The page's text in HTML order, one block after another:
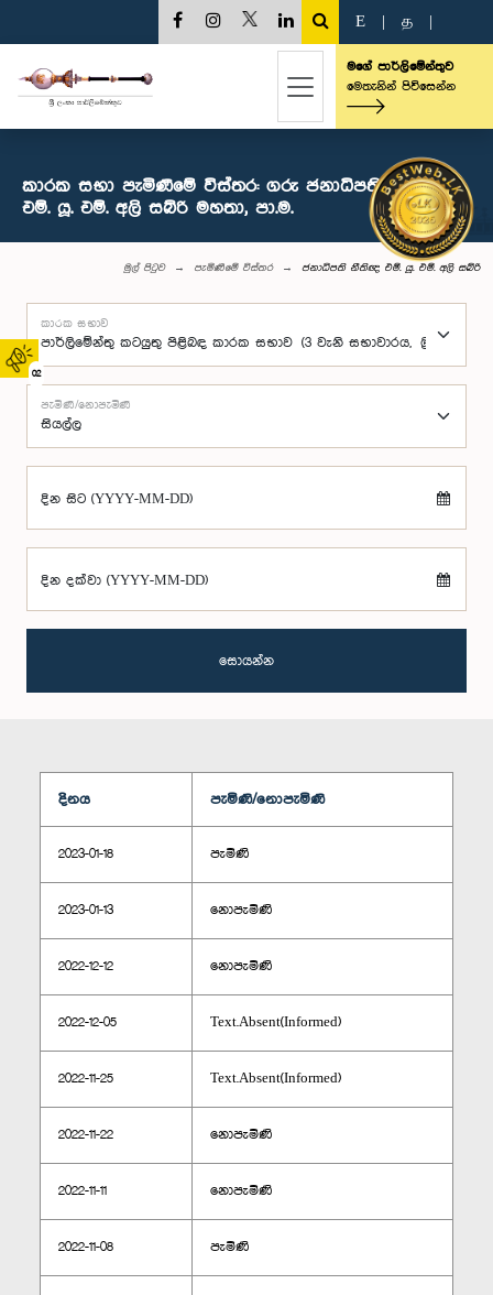
02
E த
මගේ පාර්ලිමේන්තුව
මෙතැනින් පිවිසෙන්න
කාරක සභා පැමිණීමේ විස්තර: ගරු ජනාධිපති නීතිඥ
එම්. යූ. එම්. අලි සබ්රි මහතා, පා.ම.
මුල් පිටුව පැමිණීමේ විස්තර ජනාධිපති නීතිඥ එම්. යූ. එම්. අලි සබ්රි
කාරක සභාව
පැමිණි/නොපැමිණි
දින සිට (YYYY-MM-DD)
දින දක්වා (YYYY-MM-DD)
සොයන්න
දිනය පැමිණි/නොපැමිණි
2023-01-18 පැමිණි
2023-01-13 නොපැමිණි
2022-12-12 නොපැමිණි
2022-12-05 Text.Absent(Informed)
2022-11-25 Text.Absent(Informed)
2022-11-22 නොපැමිණි
2022-11-11 නොපැමිණි
2022-11-08 පැමිණි